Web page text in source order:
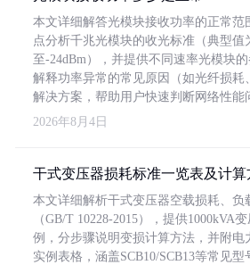
本文详细解答光模块接收功率的正常范
点分析千兆光模块的收光标准（典型值
至-24dBm），并提供不同速率光模块
解释功率异常的常见原因（如光纤损耗
解决方案，帮助用户快速判断网络性能
2026年8月4日
干式变压器损耗标准一览表及计算
本文详细解析干式变压器空载损耗、负
（GB/T 10228-2015），提供1000kVA
例，分步骤说明变损计算方法，并附电
实例表格，涵盖SCB10/SCB13等常见